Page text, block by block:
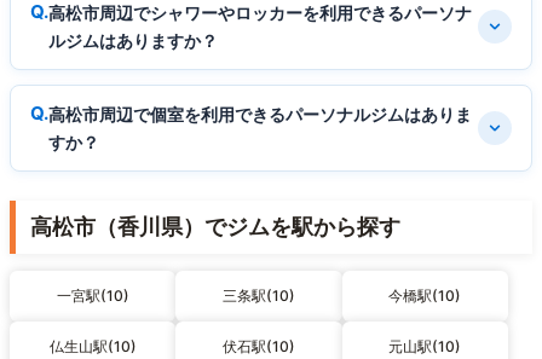
高松市周辺でシャワーやロッカーを利用できるパーソナ
ルジムはありますか？
高松市周辺で個室を利用できるパーソナルジムはありま
すか？
高松市（香川県）でジムを駅から探す
一宮駅(10) 三条駅(10) 今橋駅(10)
仏生山駅(10) 伏石駅(10) 元山駅(10)